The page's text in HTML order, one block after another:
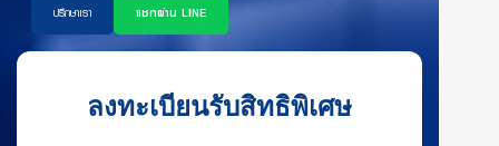
ปรึกษาเรา
แชทผ่าน LINE
ลงทะเบียนรับสิทธิพิเศษ